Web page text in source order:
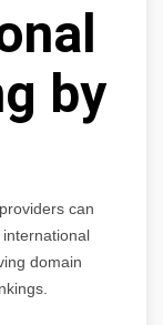
by
can
domain